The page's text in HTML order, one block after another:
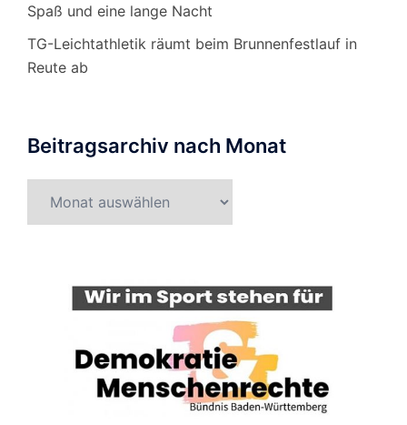
Spaß und eine lange Nacht
TG-Leichtathletik räumt beim Brunnenfestlauf in
Reute ab
Beitragsarchiv nach Monat
nach